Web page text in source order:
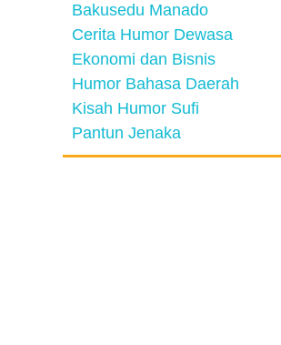
Bakusedu Manado
Cerita Humor Dewasa
Ekonomi dan Bisnis
Humor Bahasa Daerah
Kisah Humor Sufi
Pantun Jenaka